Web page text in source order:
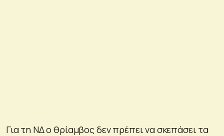
Για τη ΝΔ ο θρίαμβος δεν πρέπει να σκεπάσει τα